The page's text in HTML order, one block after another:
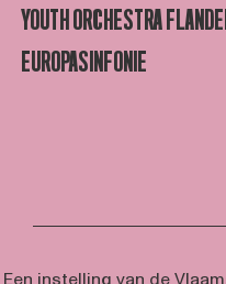
YOUTH ORCHESTRA
EUROPASINFONIE